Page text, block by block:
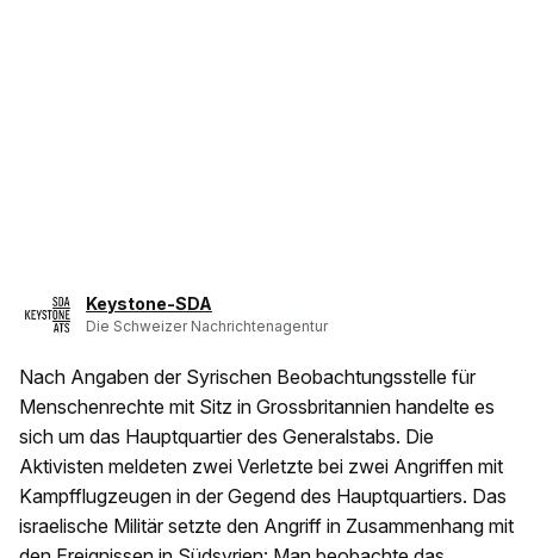
Keystone-SDA
Die Schweizer Nachrichtenagentur
Nach Angaben der Syrischen Beobachtungsstelle für
Menschenrechte mit Sitz in Grossbritannien handelte es
sich um das Hauptquartier des Generalstabs. Die
Aktivisten meldeten zwei Verletzte bei zwei Angriffen mit
Kampfflugzeugen in der Gegend des Hauptquartiers. Das
israelische Militär setzte den Angriff in Zusammenhang mit